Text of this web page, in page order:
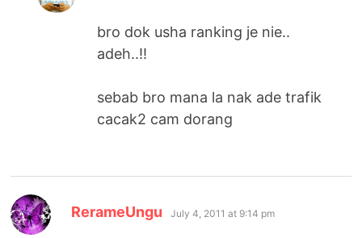
bro dok usha ranking je nie..
adeh..!!
sebab bro mana la nak ade trafik
cacak2 cam dorang
RerameUngu says:
July 4, 2011 at 9:14 pm